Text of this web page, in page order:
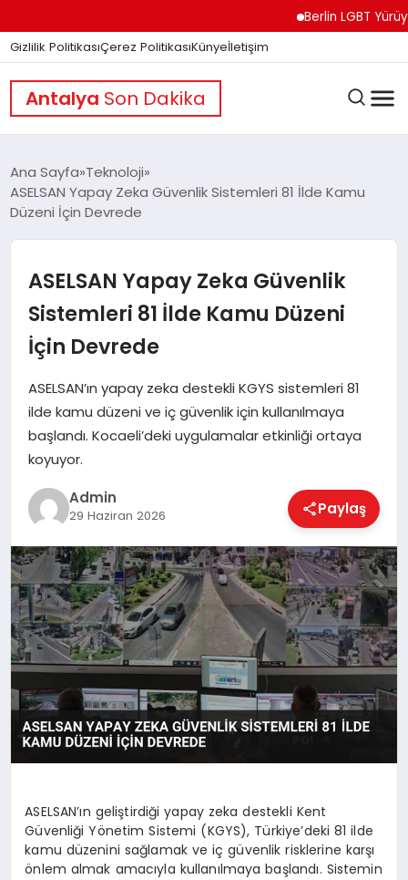
Berlin LGBT
Gizlilik PolitikasıÇerez PolitikasıKünyeİletişim
Antalya Son Dakika
GÜNDEM
DÜNYA
EĞITIM
EKONOMI
MAGAZIN
SAĞLIK
SPOR
TEKNOLOJI
Ana Sayfa Teknoloji
ASELSAN Yapay Zeka Güvenlik Sistemleri 81 İlde Kamu
Düzeni İçin Devrede
ASELSAN Yapay Zeka Güvenlik
Sistemleri 81 İlde Kamu Düzeni
İçin Devrede
ASELSAN’ın yapay zeka destekli KGYS sistemleri 81
ilde kamu düzeni ve iç güvenlik için kullanılmaya
başlandı. Kocaeli’deki uygulamalar etkinliği ortaya
koyuyor.
Admin
29 Haziran 2026 Paylaş
ASELSAN’ın geliştirdiği yapay zeka destekli Kent
Güvenliği Yönetim Sistemi (KGYS), Türkiye’deki 81 ilde
kamu düzenini sağlamak ve iç güvenlik risklerine karşı
önlem almak amacıyla kullanılmaya başlandı. Sistemin